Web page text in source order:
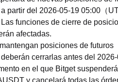
partir del 2026-05-19 05:00（
funciones de cierre de
afectadas.
posiciones de futuros
cerrarlas antes del
en el que Bitget
y cancelará todas las